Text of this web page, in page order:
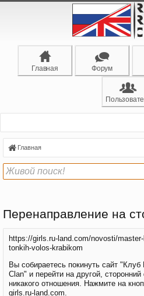
Главная Форум
Главная
Перенаправление на
https://girls.ru-land.com/novosti/
tonkih-volos-krabikom
Вы собираетесь покинуть сайт
Clan" и перейти на другой,
никакого отношения. Нажмите на
girls.ru-land.com.